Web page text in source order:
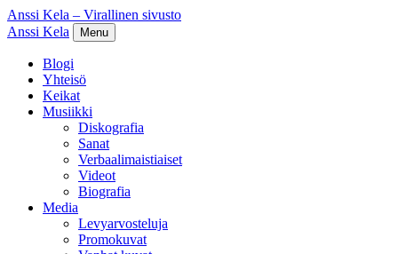
Anssi Kela – Virallinen sivusto
Anssi Kela
Menu
Blogi
Yhteisö
Keikat
Musiikki
Diskografia
Sanat
Verbaalimaistiaiset
Videot
Biografia
Media
Levyarvosteluja
Promokuvat